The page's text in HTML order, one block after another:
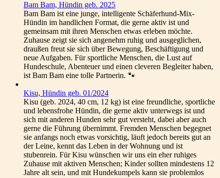
Bam Bam, Hündin geb. 2025
Bam Bam ist eine junge, intelligente Schäferhund-Mix-
Hündin im handlichen Format, die gerne aktiv ist und
gemeinsam mit ihren Menschen etwas erleben möchte.
Zuhause zeigt sie sich angenehm ruhig und ausgeglichen,
draußen freut sie sich über Bewegung, Beschäftigung und
neue Aufgaben. Für sportliche Menschen, die Lust auf
Hundeschule, Abenteuer und einen cleveren Begleiter haben,
ist Bam Bam eine tolle Partnerin. 🐾
Kisu, Hündin geb. 01/2024
Kisu (geb. 2024, 40 cm, 12 kg) ist eine freundliche, sportliche
und lebensfrohe Hündin, die gerne aktiv unterwegs ist und
sich mit anderen Hunden sehr gut versteht, dabei aber auch
gerne die Führung übernimmt. Fremden Menschen begegnet
sie anfangs noch etwas vorsichtig, läuft jedoch bereits gut an
der Leine, kennt das Leben in der Wohnung und ist
stubenrein. Für Kisu wünschen wir uns ein eher ruhiges
Zuhause mit aktiven Menschen; Kinder sollten mindestens 12
Jahre alt sein, und mit Hundekumpels kann sie problemlos